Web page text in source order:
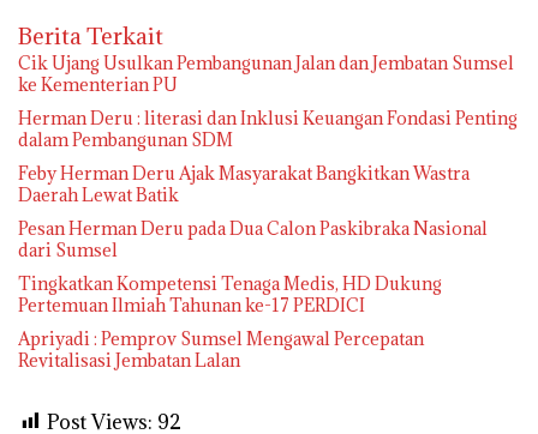
Berita Terkait
Cik Ujang Usulkan Pembangunan Jalan dan Jembatan Sumsel
ke Kementerian PU
Herman Deru : literasi dan Inklusi Keuangan Fondasi Penting
dalam Pembangunan SDM
Feby Herman Deru Ajak Masyarakat Bangkitkan Wastra
Daerah Lewat Batik
Pesan Herman Deru pada Dua Calon Paskibraka Nasional
dari Sumsel
Tingkatkan Kompetensi Tenaga Medis, HD Dukung
Pertemuan Ilmiah Tahunan ke-17 PERDICI
Apriyadi : Pemprov Sumsel Mengawal Percepatan
Revitalisasi Jembatan Lalan
Post Views: 92